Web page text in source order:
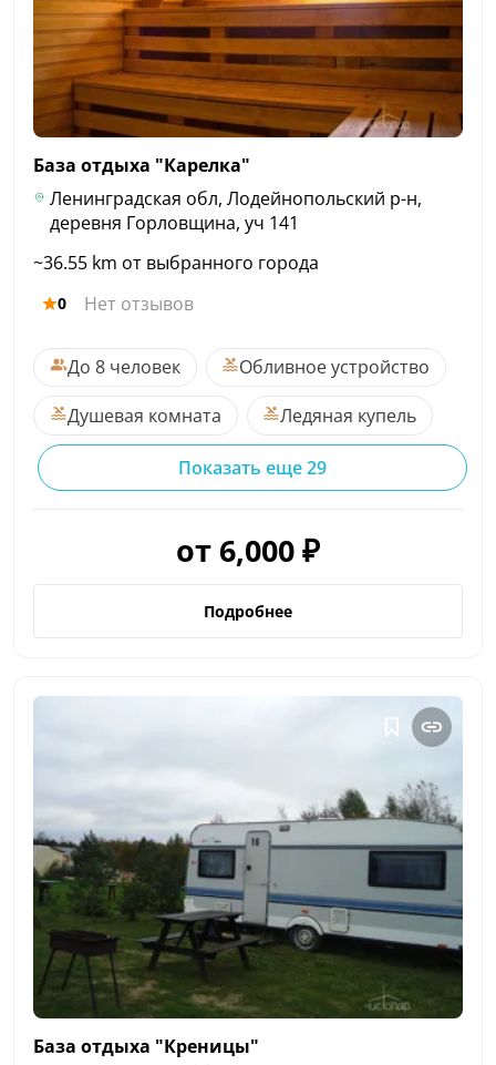
База отдыха "Карелка"
Ленинградская обл, Лодейнопольский р-н,
деревня Горловщина, уч 141
~36.55 km от выбранного города
0 Нет отзывов
До 8 человек
Обливное устройство
Душевая комната
Ледяная купель
Показать еще 29
от 6,000 ₽
Подробнее
База отдыха "Креницы"